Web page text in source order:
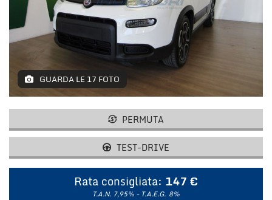
NOLEGGIO LUNGO TERMINE
GUARDA LE 17 FOTO
PERMUTA
TEST-DRIVE
Rata consigliata: 147 €
T.A.N. 7,95% - T.A.E.G. 8%
tracciamento
che
adottiamo
per
funzionalità
e
svolgere
le
attività
di
descritte.